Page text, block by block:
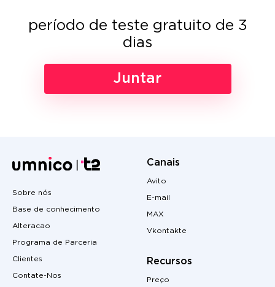
período de teste gratuito de 3
dias
Juntar
Sobre nós
Base de conhecimento
Alteracao
Programa de Parceria
Clientes
Contate-Nos
Canais
Avito
E-mail
MAX
Vkontakte
Recursos
Preço